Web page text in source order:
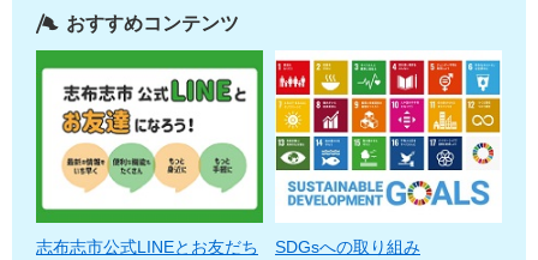
おすすめコンテンツ
志布志市公式LINEとお友だち
SDGsへの取り組み